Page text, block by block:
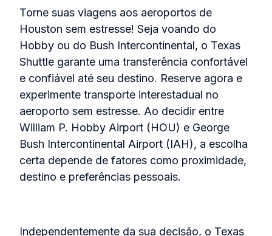
Torne suas viagens aos aeroportos de
Houston sem estresse! Seja voando do
Hobby ou do Bush Intercontinental, o Texas
Shuttle garante uma transferência confortável
e confiável até seu destino. Reserve agora e
experimente transporte interestadual no
aeroporto sem estresse. Ao decidir entre
William P. Hobby Airport (HOU) e George
Bush Intercontinental Airport (IAH), a escolha
certa depende de fatores como proximidade,
destino e preferências pessoais.
Independentemente da sua decisão, o Texas